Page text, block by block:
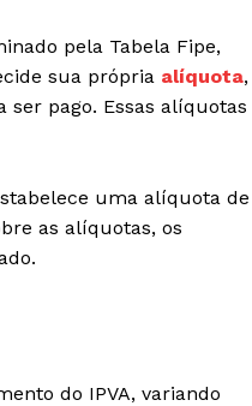
pela Tabela Fipe,
sua própria alíquota,
pago. Essas alíquotas
uma alíquota de
as alíquotas, os
do IPVA, variando